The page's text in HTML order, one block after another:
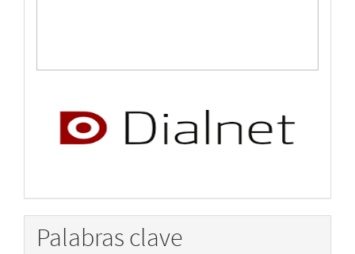
Palabras clave